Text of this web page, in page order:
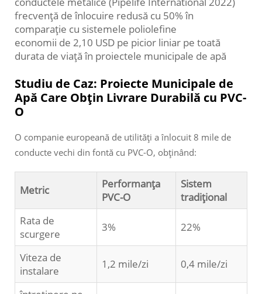
frecvență de înlocuire redusă cu 50% în
comparație cu sistemele poliolefine
economii de 2,10 USD pe picior liniar pe toată
durata de viață în proiectele municipale de apă
Studiu de Caz: Proiecte Municipale de
Apă Care Obțin Livrare Durabilă cu PVC-
O
O companie europeană de utilități a înlocuit 8 mile de
conducte vechi din fontă cu PVC-O, obținând:
Metric
Performanța
PVC-O
Sistem
tradițional
Rata de
scurgere
3% 22%
Viteza de
instalare
1,2 mile/zi 0,4 mile/zi